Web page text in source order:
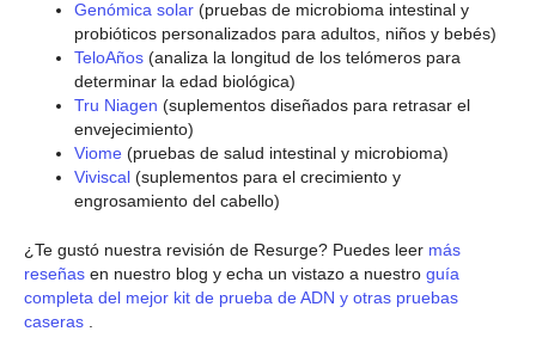
Genómica solar (pruebas de microbioma intestinal y
probióticos personalizados para adultos, niños y bebés)
TeloAños (analiza la longitud de los telómeros para
determinar la edad biológica)
Tru Niagen (suplementos diseñados para retrasar el
envejecimiento)
Viome (pruebas de salud intestinal y microbioma)
Viviscal (suplementos para el crecimiento y
engrosamiento del cabello)
¿Te gustó nuestra revisión de Resurge? Puedes leer más
reseñas en nuestro blog y echa un vistazo a nuestro guía
completa del mejor kit de prueba de ADN y otras pruebas
caseras